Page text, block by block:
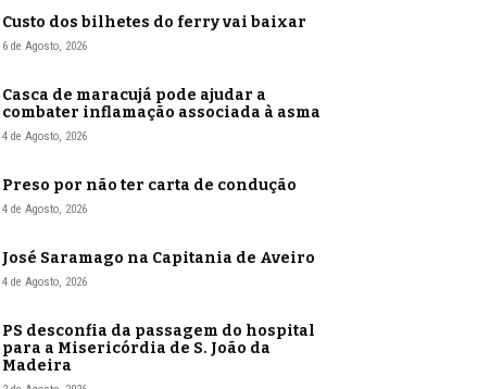
Custo dos bilhetes do ferry vai baixar
6 de Agosto, 2026
Casca de maracujá pode ajudar a
combater inflamação associada à asma
4 de Agosto, 2026
Preso por não ter carta de condução
4 de Agosto, 2026
José Saramago na Capitania de Aveiro
4 de Agosto, 2026
PS desconfia da passagem do hospital
para a Misericórdia de S. João da
Madeira